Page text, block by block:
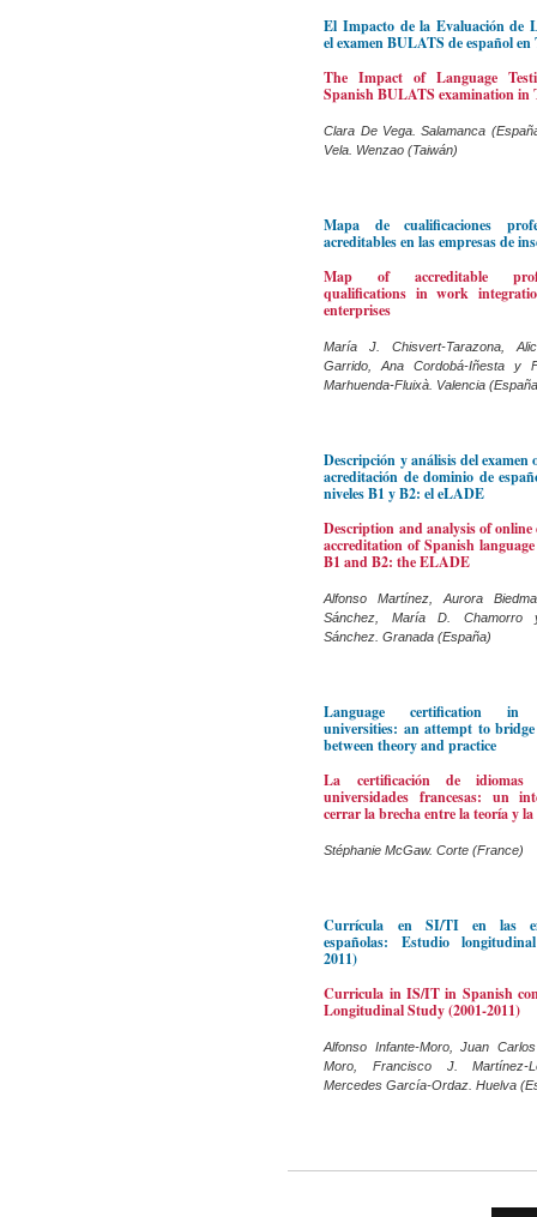
El Impacto de la Evaluación de
el examen BULATS de español
The Impact of Language
Spanish BULATS examination in
Clara De Vega. Salamanca
Vela. Wenzao (Taiwán)
Mapa de cualificaciones
acreditables en las empresas de
Map of accreditable
qualifications in work
enterprises
María J. Chisvert-Tarazona,
Garrido, Ana Cordobá-Iñesta y
Marhuenda-Fluixà. Valencia
Descripción y análisis del examen
acreditación de dominio de
niveles B1 y B2: el eLADE
Description and analysis of online
accreditation of Spanish
B1 and B2: the ELADE
Alfonso Martínez, Aurora
Sánchez, María D. Chamorro
Sánchez. Granada (España)
Language certification in
universities: an attempt to
between theory and practice
La certificación de
universidades francesas: un
cerrar la brecha entre la teoría y
Stéphanie McGaw. Corte (France)
Currícula en SI/TI en las
españolas: Estudio
2011)
Curricula in IS/IT in Spanish
Longitudinal Study (2001-2011)
Alfonso Infante-Moro, Juan
Moro, Francisco J. Martínez-
Mercedes García-Ordaz. Huelva